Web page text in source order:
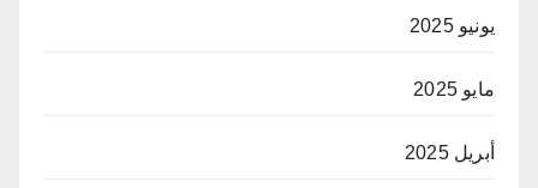
يونيو 2025
مايو 2025
أبريل 2025